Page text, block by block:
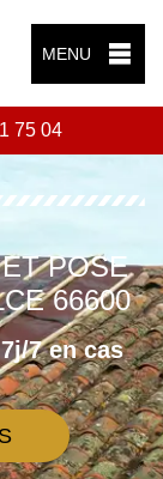
MENU
75 04
POSE
66600
7 en cas